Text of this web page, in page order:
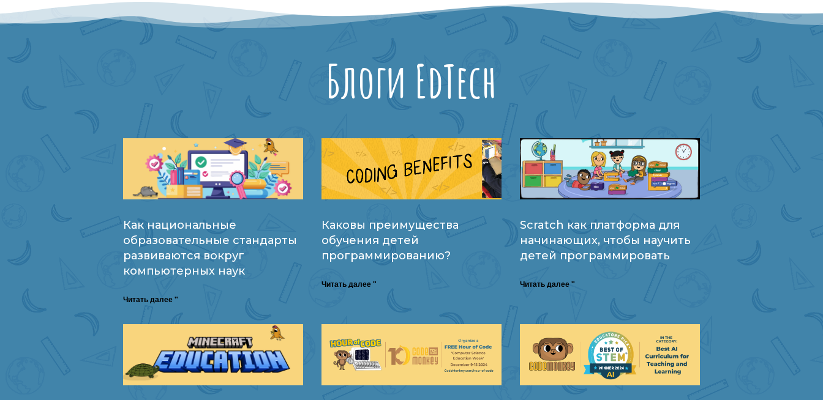
Блоги EdTech
Как национальные
образовательные стандарты
развиваются вокруг
компьютерных наук
Читать далее "
Каковы преимущества
обучения детей
программированию?
Читать далее "
Scratch как платформа для
начинающих, чтобы научить
детей программировать
Читать далее "